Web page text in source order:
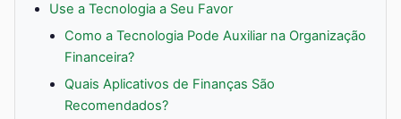
Use a Tecnologia a Seu Favor
Como a Tecnologia Pode Auxiliar na Organização
Financeira?
Quais Aplicativos de Finanças São
Recomendados?